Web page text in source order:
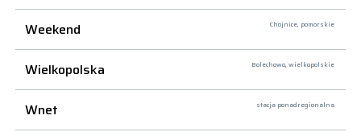
Weekend Chojnice, pomorskie
Wielkopolska Bolechowo, wielkopolskie
Wnet stacja ponadregionalna